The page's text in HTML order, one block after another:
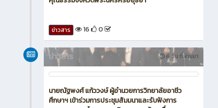
ข่าวสาร 16 0
6 วัน ที่ผ่านมา
ข่าวสาร
นายณัฐพงศ์ แก้ววงษ์ ผู้อำนวยการวิทยาลัยอาชีว
ศึกษาฯ เข้าร่วมการประชุมสัมมนาและรับฟังการ